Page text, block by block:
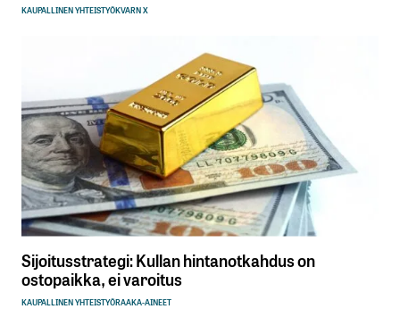
KAUPALLINEN YHTEISTYÖKVARN X
Sijoitusstrategi: Kullan hintanotkahdus on
ostopaikka, ei varoitus
KAUPALLINEN YHTEISTYÖRAAKA-AINEET